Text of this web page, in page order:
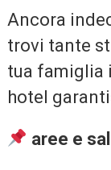
Ancora
trovi tante
tua famiglia
hotel
aree e